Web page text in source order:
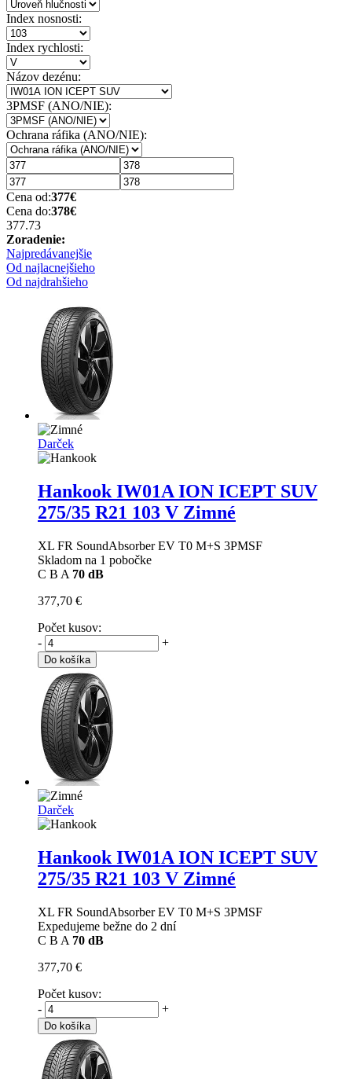
Index nosnosti:
Index rychlosti:
Názov dezénu:
3PMSF (ANO/NIE):
Ochrana ráfika (ANO/NIE):
Cena od:377€
Cena do:378€
377.73
Zoradenie:
Najpredávanejšie
Od najlacnejšieho
Od najdrahšieho
Darček
Hankook IW01A ION ICEPT SUV
275/35 R21 103 V Zimné
XL FR SoundAbsorber EV T0 M+S 3PMSF
Skladom na 1 pobočke
C B A 70 dB
377,70 €
Počet kusov:
-
+
Do košíka
Darček
Hankook IW01A ION ICEPT SUV
275/35 R21 103 V Zimné
XL FR SoundAbsorber EV T0 M+S 3PMSF
Expedujeme bežne do 2 dní
C B A 70 dB
377,70 €
Počet kusov:
-
+
Do košíka